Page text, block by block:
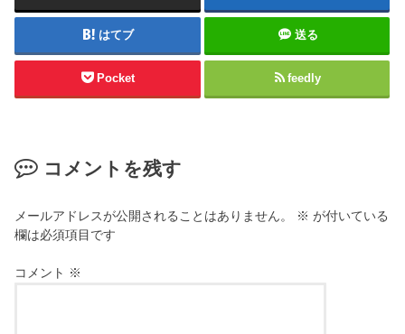
はてブ 送る
Pocket feedly
コメントを残す
メールアドレスが公開されることはありません。 ※ が付いている
欄は必須項目です
コメント ※